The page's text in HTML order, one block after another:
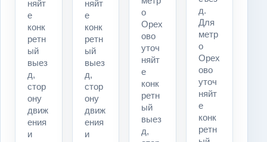
няйт
е
конк
ретн
ый
выез
д,
стор
ону
движ
ения
и
няйт
е
конк
ретн
ый
выез
д,
стор
ону
движ
ения
и
о
Орех
ово
уточ
няйт
е
конк
ретн
ый
выез
д,
д.
Для
метр
о
Орех
ово
уточ
няйт
е
конк
ретн